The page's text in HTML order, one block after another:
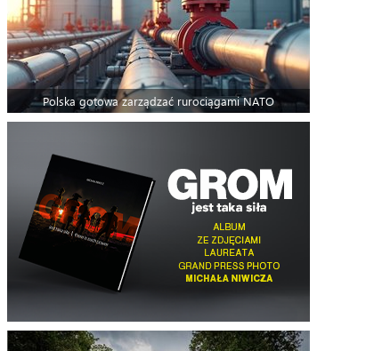
Polska gotowa zarządzać rurociągami NATO